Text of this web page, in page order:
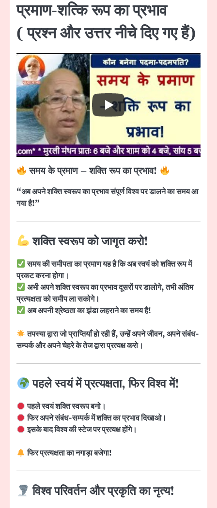
प्रमाण-शत्कि रूप का प्रभाव
( प्रश्न और उत्तर नीचे दिए गए हैं)
समय के प्रमाण – शक्ति रूप का प्रभाव!
“अब अपने शक्ति स्वरूप का प्रभाव संपूर्ण विश्व पर डालने का समय आ
गया है!”
शक्ति स्वरूप को जागृत करो!
समय की समीपता का प्रमाण यह है कि अब स्वयं को शक्ति रूप में
प्रकट करना होगा।
अभी अपने शक्ति स्वरूप का प्रभाव दूसरों पर डालोगे, तभी अंतिम
प्रत्यक्षता को समीप ला सकोगे।
अब अपनी श्रेष्ठता का झंडा लहराने का समय है!
तपस्या द्वारा जो प्राप्तियाँ हो रही हैं, उन्हें अपने जीवन, अपने संबंध-
सम्पर्क और अपने चेहरे के तेज द्वारा प्रत्यक्ष करो।
पहले स्वयं में प्रत्यक्षता, फिर विश्व में!
पहले स्वयं शक्ति स्वरूप बनो।
फिर अपने संबंध-सम्पर्क में शक्ति का प्रभाव दिखाओ।
इसके बाद विश्व की स्टेज पर प्रत्यक्ष होंगे।
फिर प्रत्यक्षता का नगाड़ा बजेगा!
विश्व परिवर्तन और प्रकृति का नृत्य!